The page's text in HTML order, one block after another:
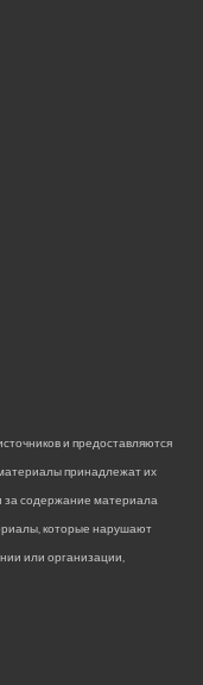
и предоставляются
принадлежат их
за содержание материала
которые нарушают
или организации,